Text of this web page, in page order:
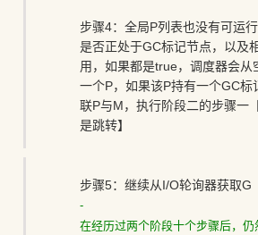
步骤4：全局P列表也没有可运
是否正处于GC标记节点，以及
用，如果都是true，调度器会从
一个P，如果该P持有一个GC标
联P与M，执行阶段二的步骤一
是跳转】
步骤5：继续从I/O轮询器获取G
-
在经历过两个阶段十个步骤后，仍